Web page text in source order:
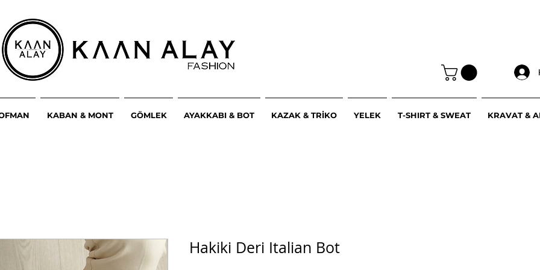
KABAN & MONT GÖMLEK AYAKKABI & BOT KAZAK & TRİKO YELEK T-SHIRT & SWEAT KRAVAT &
Hakiki Deri Italian Bot